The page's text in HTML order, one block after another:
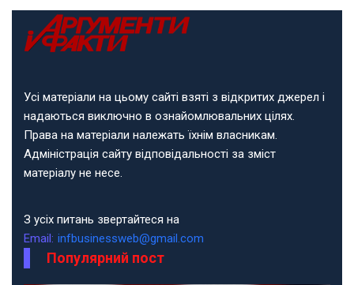
Усі матеріали на цьому сайті взяті з відкритих джерел і
надаються виключно в ознайомлювальних цілях.
Права на матеріали належать їхнім власникам.
Адміністрація сайту відповідальності за зміст
матеріалу не несе.
З усіх питань звертайтеся на
Email: infbusinessweb@gmail.com
Популярний пост